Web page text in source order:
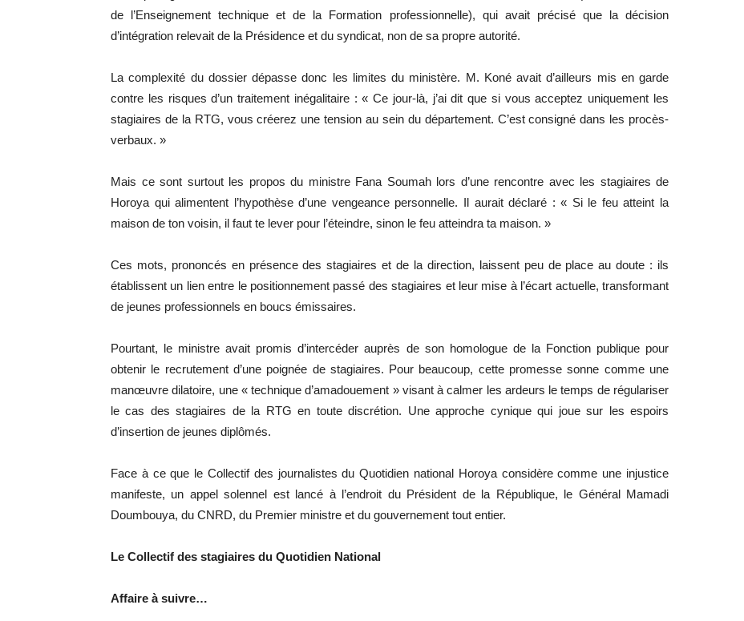
de l’Enseignement technique et de la Formation professionnelle), qui avait précisé que la décision
d’intégration relevait de la Présidence et du syndicat, non de sa propre autorité.
La complexité du dossier dépasse donc les limites du ministère. M. Koné avait d’ailleurs mis en garde
contre les risques d’un traitement inégalitaire : « Ce jour-là, j’ai dit que si vous acceptez uniquement les
stagiaires de la RTG, vous créerez une tension au sein du département. C’est consigné dans les procès-
verbaux. »
Mais ce sont surtout les propos du ministre Fana Soumah lors d’une rencontre avec les stagiaires de
Horoya qui alimentent l’hypothèse d’une vengeance personnelle. Il aurait déclaré : « Si le feu atteint la
maison de ton voisin, il faut te lever pour l’éteindre, sinon le feu atteindra ta maison. »
Ces mots, prononcés en présence des stagiaires et de la direction, laissent peu de place au doute : ils
établissent un lien entre le positionnement passé des stagiaires et leur mise à l’écart actuelle, transformant
de jeunes professionnels en boucs émissaires.
Pourtant, le ministre avait promis d’intercéder auprès de son homologue de la Fonction publique pour
obtenir le recrutement d’une poignée de stagiaires. Pour beaucoup, cette promesse sonne comme une
manœuvre dilatoire, une « technique d’amadouement » visant à calmer les ardeurs le temps de régulariser
le cas des stagiaires de la RTG en toute discrétion. Une approche cynique qui joue sur les espoirs
d’insertion de jeunes diplômés.
Face à ce que le Collectif des journalistes du Quotidien national Horoya considère comme une injustice
manifeste, un appel solennel est lancé à l’endroit du Président de la République, le Général Mamadi
Doumbouya, du CNRD, du Premier ministre et du gouvernement tout entier.
Le Collectif des stagiaires du Quotidien National
Affaire à suivre…